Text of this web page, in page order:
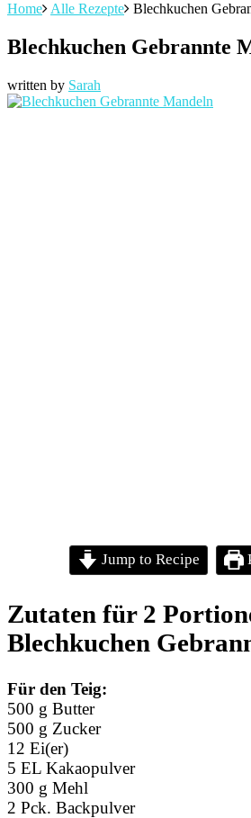
Home Alle Rezepte Blechkuchen
Blechkuchen Gebrannte
written by Sarah
Jump to Recipe
Zutaten für 2
Blechkuchen
Für den Teig:
500 g Butter
500 g Zucker
12 Ei(er)
5 EL Kakaopulver
300 g Mehl
2 Pck. Backpulver